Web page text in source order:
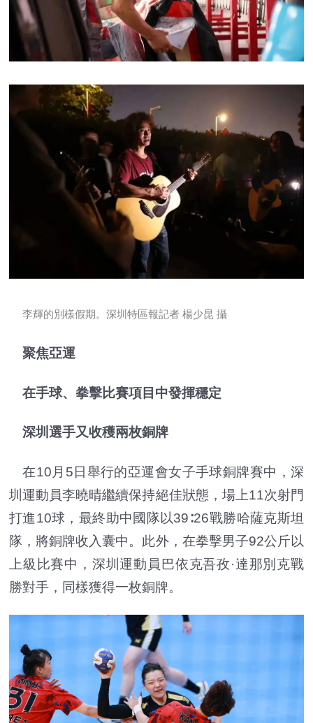
李輝的別樣假期。深圳特區報記者 楊少昆 攝
聚焦亞運
在手球、拳擊比賽項目中發揮穩定
深圳選手又收穫兩枚銅牌
在10月5日舉行的亞運會女子手球銅牌賽中，深
圳運動員李曉晴繼續保持絕佳狀態，場上11次射門
打進10球，最終助中國隊以39∶26戰勝哈薩克斯坦
隊，將銅牌收入囊中。此外，在拳擊男子92公斤以
上級比賽中，深圳運動員巴依克吾孜·達那別克戰
勝對手，同樣獲得一枚銅牌。